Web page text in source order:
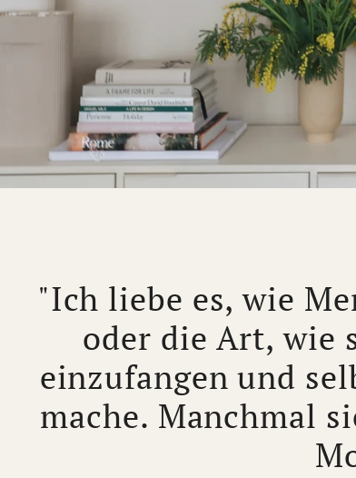
"Ich liebe es, wie
oder die Art, wie
einzufangen und
mache. Manchmal